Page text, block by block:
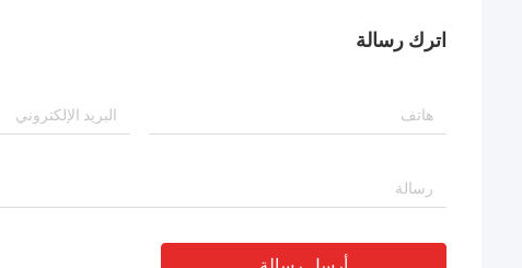
اترك رسالة